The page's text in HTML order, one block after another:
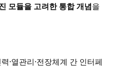
모듈을 고려한 통합 개념을
력·열관리·전장체계 간 인터페